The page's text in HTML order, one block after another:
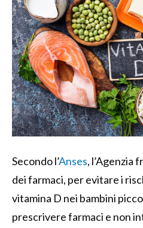
Secondo l’Anses, l’Agenzia
dei farmaci, per evitare i
vitamina D nei bambini
prescrivere farmaci e non